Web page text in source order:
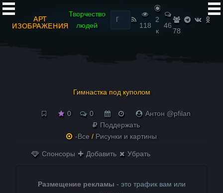
АРТ
ИЗОБРАЖЕНИЯ
Творчество
людей
Найти:
118
2
к
46
78
Гимнастка под куполом
0 0
Антон @pfilan
Поддержать
-Все / Рисунки и картины
Спонсоры Добавить Убрать
Размещение рекламы - это трафик вам или